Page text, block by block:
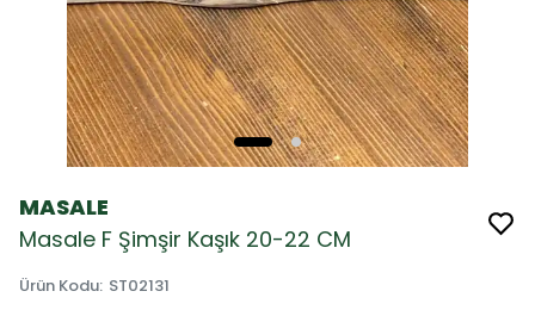
MASALE
Masale F Şimşir Kaşık 20-22 CM
Ürün Kodu: ST02131